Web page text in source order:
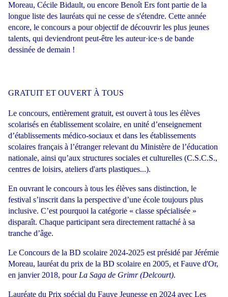
Moreau, Cécile Bidault, ou encore Benoît Ers font partie de la
longue liste des lauréats qui ne cesse de s'étendre. Cette année
encore, le concours a pour objectif de découvrir les plus jeunes
talents, qui deviendront peut-être les auteur·ice·s de bande
dessinée de demain !
GRATUIT ET OUVERT À TOUS
Le concours, entièrement gratuit, est ouvert à tous les élèves
scolarisés en établissement scolaire, en unité d’enseignement
d’établissements médico-sociaux et dans les établissements
scolaires français à l’étranger relevant du Ministère de l’éducation
nationale, ainsi qu’aux structures sociales et culturelles (C.S.C.S.,
centres de loisirs, ateliers d'arts plastiques...).
En ouvrant le concours à tous les élèves sans distinction, le
festival s’inscrit dans la perspective d’une école toujours plus
inclusive. C’est pourquoi la catégorie « classe spécialisée »
disparaît. Chaque participant sera directement rattaché à sa
tranche d’âge.
Le Concours de la BD scolaire 2024-2025 est présidé par Jérémie
Moreau, lauréat du prix de la BD scolaire en 2005, et Fauve d'Or,
en janvier 2018, pour La Saga de Grimr (Delcourt).
Lauréate du Prix spécial du Fauve Jeunesse en 2024 avec Les